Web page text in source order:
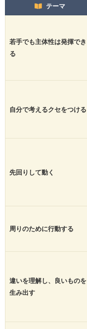
テーマ
若手でも主体性は発揮でき
る
自分で考えるクセをつける
先回りして動く
周りのために行動する
違いを理解し、良いものを
生み出す